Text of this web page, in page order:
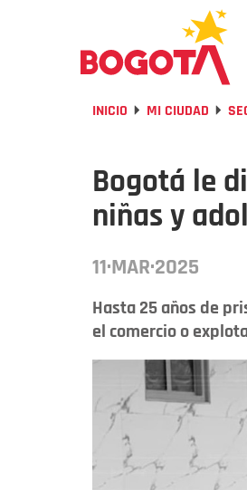
INICIO MI CIUDAD
Bogotá le
niñas y
11·MAR·2025
Hasta 25 años de
el comercio o